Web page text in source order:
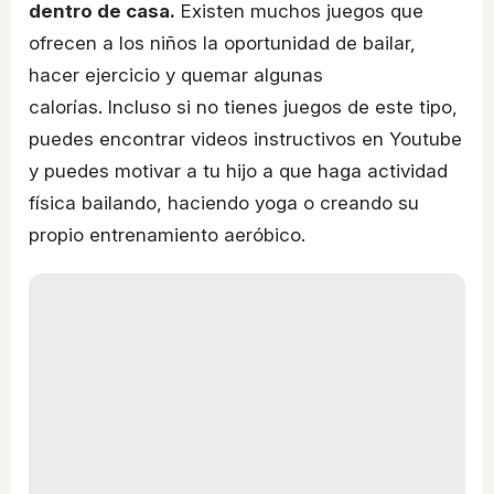
dentro de casa. Existen muchos juegos que
ofrecen a los niños la oportunidad de bailar,
hacer ejercicio y quemar algunas
calorías. Incluso si no tienes juegos de este tipo,
puedes encontrar videos instructivos en Youtube
y puedes motivar a tu hijo a que haga actividad
física bailando, haciendo yoga o creando su
propio entrenamiento aeróbico.